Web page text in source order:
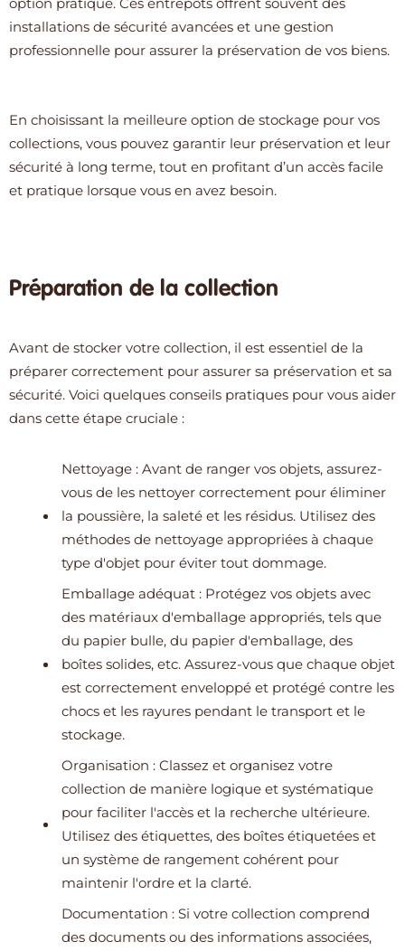
option pratique. Ces entrepôts offrent souvent des
installations de sécurité avancées et une gestion
professionnelle pour assurer la préservation de vos biens.
En choisissant la meilleure option de stockage pour vos
collections, vous pouvez garantir leur préservation et leur
sécurité à long terme, tout en profitant d’un accès facile
et pratique lorsque vous en avez besoin.
Préparation de la collection
Avant de stocker votre collection, il est essentiel de la
préparer correctement pour assurer sa préservation et sa
sécurité. Voici quelques conseils pratiques pour vous aider
dans cette étape cruciale :
Nettoyage : Avant de ranger vos objets, assurez-
vous de les nettoyer correctement pour éliminer
la poussière, la saleté et les résidus. Utilisez des
méthodes de nettoyage appropriées à chaque
type d'objet pour éviter tout dommage.
Emballage adéquat : Protégez vos objets avec
des matériaux d'emballage appropriés, tels que
du papier bulle, du papier d'emballage, des
boîtes solides, etc. Assurez-vous que chaque objet
est correctement enveloppé et protégé contre les
chocs et les rayures pendant le transport et le
stockage.
Organisation : Classez et organisez votre
collection de manière logique et systématique
pour faciliter l'accès et la recherche ultérieure.
Utilisez des étiquettes, des boîtes étiquetées et
un système de rangement cohérent pour
maintenir l'ordre et la clarté.
Documentation : Si votre collection comprend
des documents ou des informations associées,